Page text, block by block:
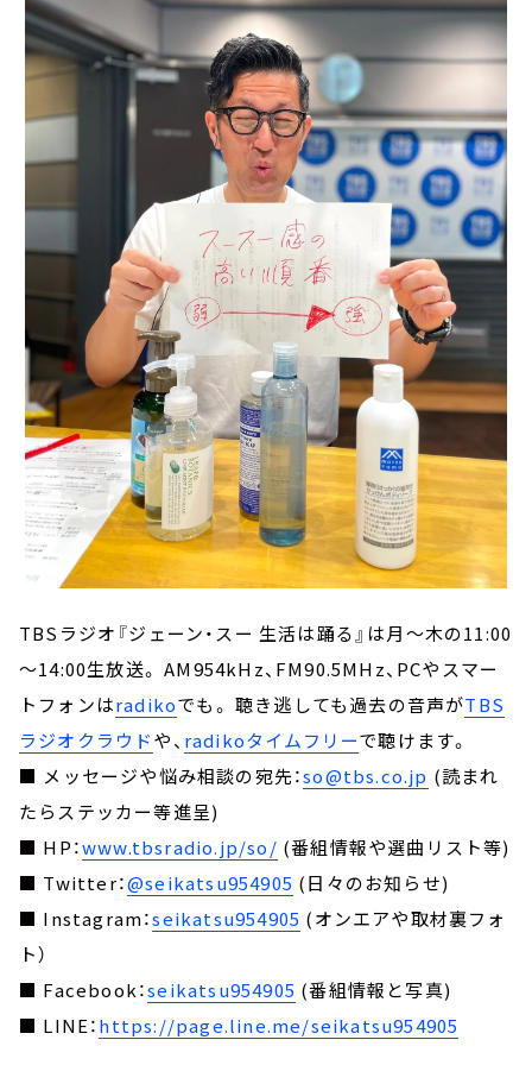
TBSラジオ『ジェーン・スー 生活は踊る』は月～木の11:00
～14:00生放送。 AM954kHz、FM90.5MHz、PCやスマー
トフォンはradikoでも。 聴き逃しても過去の音声がTBS
ラジオクラウドや、 radikoタイムフリーで聴けます。
■ メッセージや悩み相談の宛先：so@tbs.co.jp (読まれ
たらステッカー等進呈)
■ HP：www.tbsradio.jp/so/ (番組情報や選曲リスト等)
■ Twitter：@seikatsu954905 (日々のお知らせ)
■ Instagram：seikatsu954905 (オンエアや取材裏フォ
ト）
■ Facebook：seikatsu954905 (番組情報と写真)
■ LINE：https://page.line.me/seikatsu954905